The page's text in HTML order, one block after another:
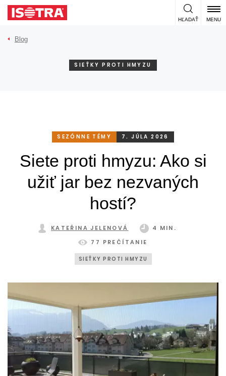
Preskočiť na obsah
HĽADAŤ MENU
Blog
SIEŤKY PROTI HMYZU
SEZÓNNE TÉMY 7. JÚLA 2026
Siete proti hmyzu: Ako si
užiť jar bez nezvaných
hostí?
KATEŘINA JELENOVÁ
4 MIN.
77 PREČÍTANIE
SIEŤKY PROTI HMYZU